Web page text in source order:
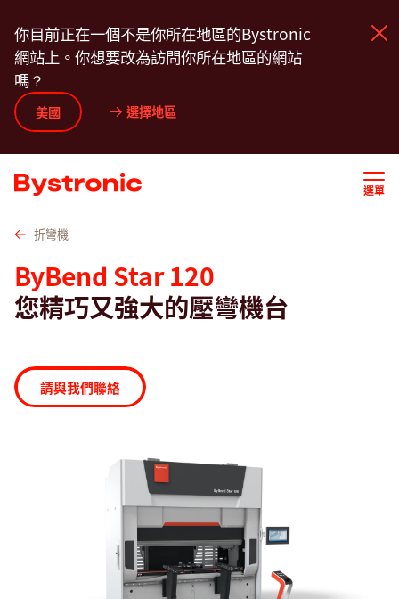
至
主
容
你目前正在一個不是你所在地區的Bystronic
網站上。你想要改為訪問你所在地區的網站
嗎？
美國 選擇地區
選單
機台和軟體
服務
應用
新聞中心
烏茲別克斯坦 · Taiwanese聯絡我們 myBystronic
技術資料 壓彎工具 特色 軟
折彎機
ByBend Star 120
您精巧又強大的壓彎機台
請與我們聯絡